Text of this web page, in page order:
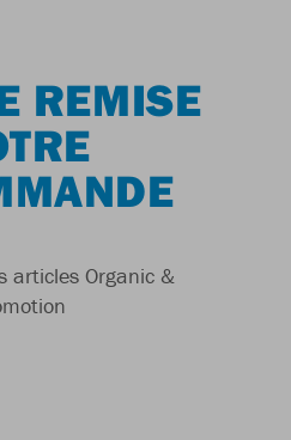
REMISE
articles Organic &